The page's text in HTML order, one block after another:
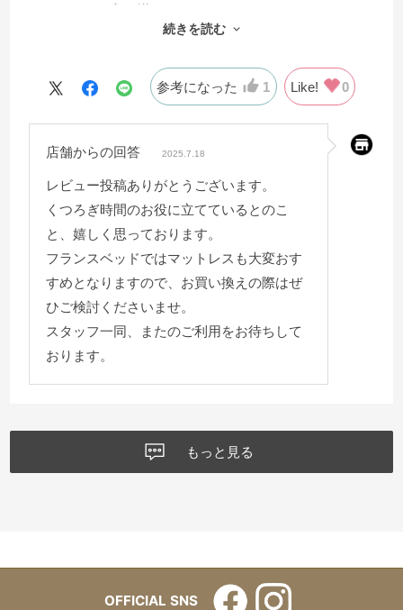
ションなどを立て掛けると、とてもスタイリッシュに！
つくりもしっかりしていて、きしみ音などなく、最高に
続きを読む
参考になった 1 Like! 0
店舗からの回答 2025.7.18
レビュー投稿ありがとうございます。
くつろぎ時間のお役に立てているとのこ
と、嬉しく思っております。
フランスベッドではマットレスも大変おす
すめとなりますので、お買い換えの際はぜ
ひご検討くださいませ。
スタッフ一同、またのご利用をお待ちして
おります。
もっと見る
OFFICIAL SNS